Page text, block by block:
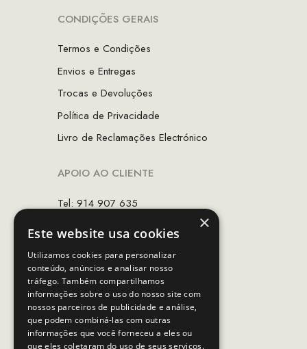
CONDIÇÕES GERAIS
Termos e Condições
Envios e Entregas
Trocas e Devoluções
Política de Privacidade
Livro de Reclamações Electrónico
APOIO AO CLIENTE
Tel: 914 907 635
Horário de contacto:
Dias úteis das 10h as 19h
SEGUE-NOS
×
Este website usa cookies
Utilizamos cookies para personalizar
conteúdo, anúncios e analisar nosso
tráfego. Também compartilhamos
informações sobre o uso do nosso site com
nossos parceiros de publicidade e análise,
que podem combiná-las com outras
informações que você forneceu a eles ou
que eles coletaram do uso de seus serviços.